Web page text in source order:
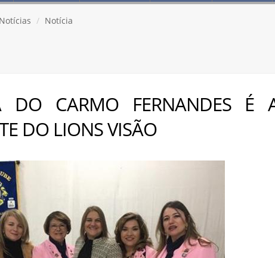
Notícias Notícia
DO CARMO FERNANDES É
DO LIONS VISÃO